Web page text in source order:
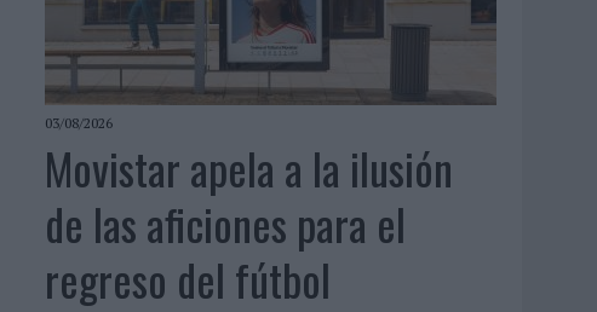
03/08/2026
Movistar apela a la ilusión
de las aficiones para el
regreso del fútbol